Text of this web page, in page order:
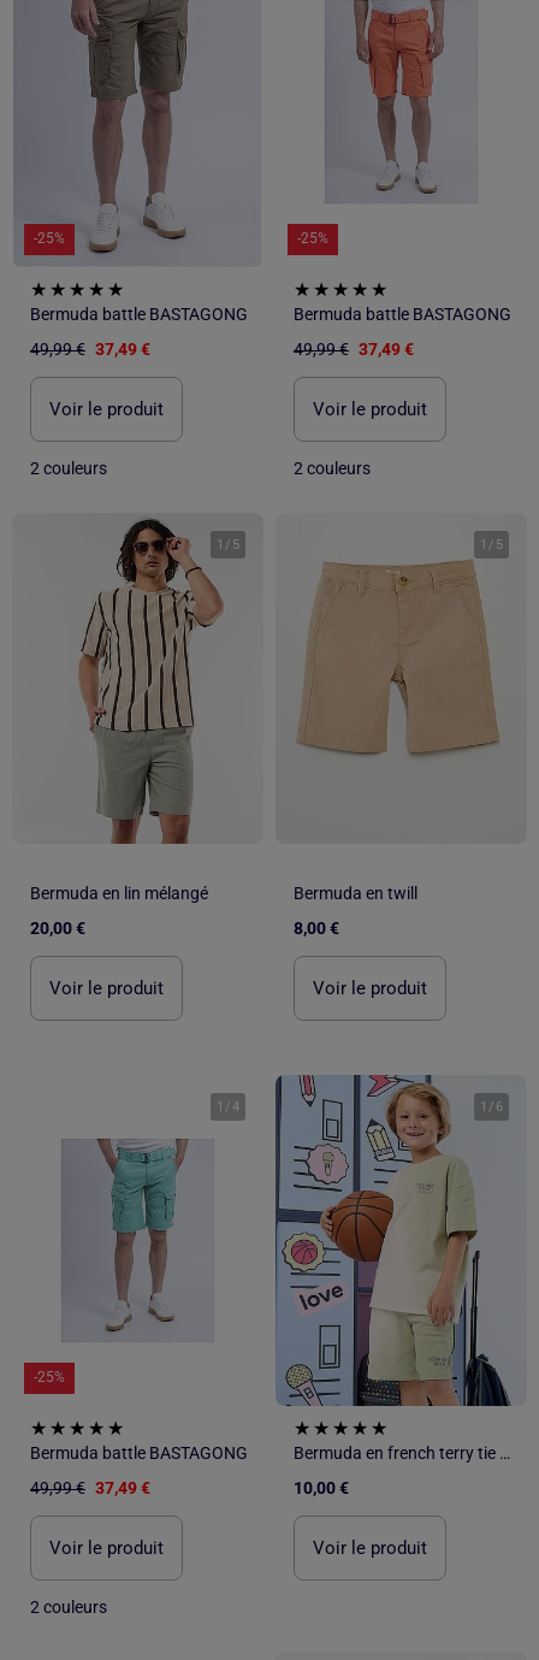
-25%
Bermuda battle BASTAGONG
49,99 € 37,49 €
Voir le produit
2 couleurs
-25%
Bermuda battle BASTAGONG
49,99 € 37,49 €
Voir le produit
2 couleurs
1 / 5
Bermuda en lin mélangé
20,00 €
Voir le produit
1 / 5
Bermuda en twill
8,00 €
Voir le produit
1 /4
-25%
Bermuda battle BASTAGONG
49,99 € 37,49 €
Voir le produit
2 couleurs
1 / 6
Bermuda en french terry tie and dye
10,00 €
Voir le produit